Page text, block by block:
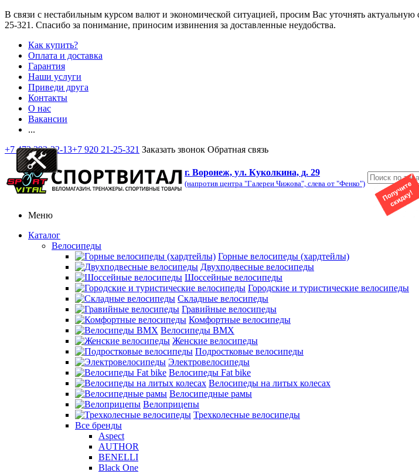
В связи с нестабильным курсом валют и экономической ситуацией, просим Вас уточнять
25-321 . Спасибо за понимание, приносим извинения за доставленные неудобства.
Как купить?
Оплата и доставка
Гарантия
Наши услуги
Приведи друга
Контакты
О нас
Вакансии
...
+7 473 292-32-13+7 920 21-25-321 Заказать звонок Обратная связь
г. Воронеж, ул. Куколкина, д. 29
(напротив центра "Галереи Чижова", слева от "Фенко")
Меню
Каталог
Велосипеды
Горные велосипеды (хардтейлы)
Двухподвесные велосипеды
Шоссейные велосипеды
Городские и туристические велосипеды
Складные велосипеды
Гравийные велосипеды
Комфортные велосипеды
Велосипеды BMX
Женские велосипеды
Подростковые велосипеды
Электровелосипеды
Велосипеды Fat bike
Велосипеды на литых колесах
Велосипедные рамы
Велоприцепы
Трехколесные велосипеды
Все бренды
Aspect
AUTHOR
BENELLI
Black One